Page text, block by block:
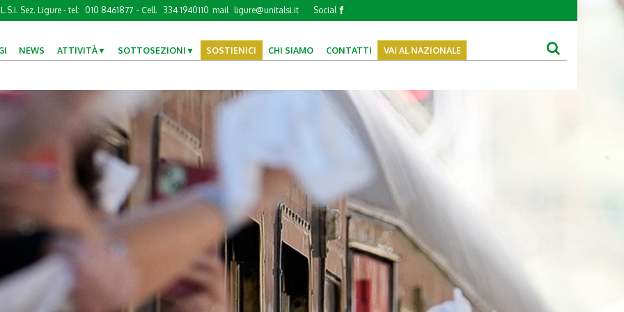
Sez. Ligure - tel: 010 8461877 - Cell. 334 1940110 mail ligure@unitalsi.it Social
NEWS ATTIVITÀ SOTTOSEZIONI SOSTIENICI CHI SIAMO CONTATTI VAI AL NAZIONALE